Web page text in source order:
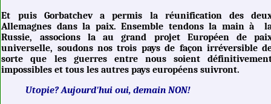
Et puis Gorbatchev a permis la réunification des
Allemagnes dans la paix. Ensemble tendons la main à
Russie, associons la au grand projet Européen de
universelle, soudons nos trois pays de façon irréversible
sorte que les guerres entre nous soient
impossibles et tous les autres pays européens suivront.
Utopie? Aujourd'hui oui, demain NON!